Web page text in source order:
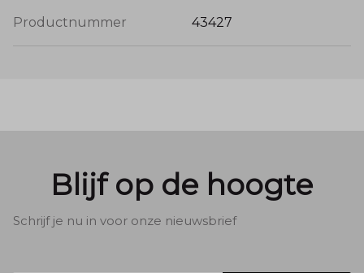
Productnummer 43427
Blijf op de hoogte
Schrijf je nu in voor onze nieuwsbrief